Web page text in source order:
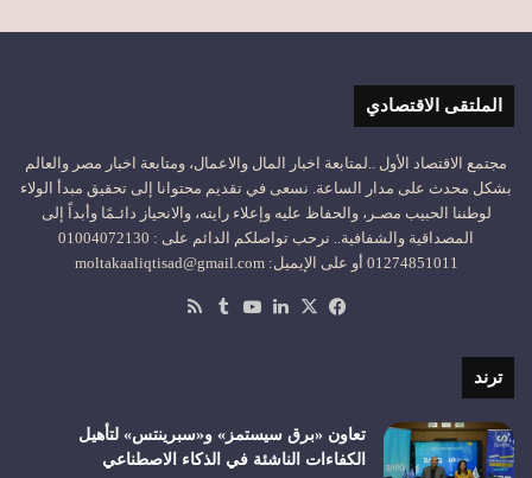
الملتقى الاقتصادي
مجتمع الاقتصاد الأول ..لمتابعة اخبار المال والاعمال، ومتابعة اخبار مصر والعالم
بشكل محدث على مدار الساعة. نسعى في تقديم محتوانا إلى تحقيق مبدأ الولاء
لوطننا الحبيب مصـر، والحفاظ عليه وإعلاء رايته، والانحياز دائـمًا وأبداً إلى
المصداقية والشفافية.. نرحب تواصلكم الدائم على : 01004072130
01274851011 أو على الإيميل: moltakaaliqtisad@gmail.com
فيسبوك
‫X لينكدإن‫YouTube
ترند
تعاون «برق سيستمز» و«سبرينتس» لتأهيل
الكفاءات الناشئة في الذكاء الاصطناعي